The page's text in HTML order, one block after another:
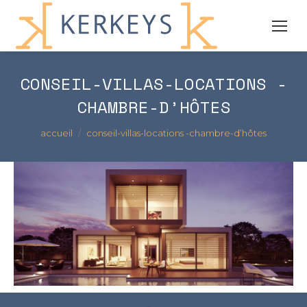
CONSEIL-VILLAS-LOCATIONS -
CHAMBRE-D’HÔTES
Vous êtes ici :
accueil conseil-villas-locations -chambre-d’hôtes